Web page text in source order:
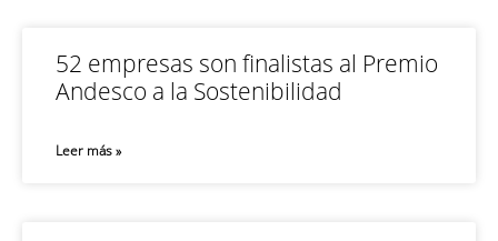
52 empresas son finalistas al Premio
Andesco a la Sostenibilidad
Leer más »